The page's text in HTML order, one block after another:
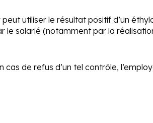
utiliser le résultat positif d’un
salarié (notamment par la
cas de refus d’un tel contrôle,